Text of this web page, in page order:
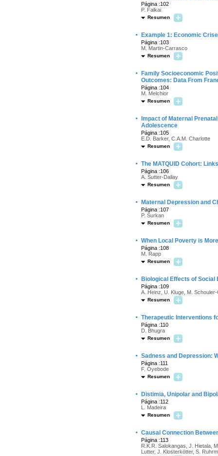
Página :102
P. Falkai
Resumen
· Example 1: Economic
Página :103
M. Martin-Carrasco
Resumen
·
Family Socioeconomic
Outcomes: Data From
Página :104
M. Melchior
Resumen
·
Impact of Maternal
Adolescence
Página :105
E.D. Barker, C.A.M. Charlotte
Resumen
· The MATQUID Cohort:
Página :106
A. Sutter-Dallay
Resumen
· Maternal Depression and
Página :107
P. Surkan
Resumen
· When Local Poverty is
Página :108
M. Rapp
Resumen
· Biological Effects of Social
Página :109
A. Heinz, U. Kluge, M.
Resumen
· Therapeutic Interventions
Página :110
D. Bhugra
Resumen
· Sadness and Depression:
Página :111
F. Oyebode
Resumen
· Distimia, Unipolar and
Página :112
L. Madeira
Resumen
· Causal Connection
Página :113
R.K.R. Salokangas, J. Hietala,
Lutter, J. Klosterkötter, S.